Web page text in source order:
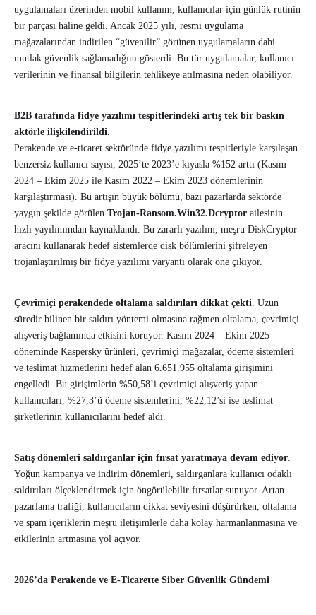
uygulamaları üzerinden mobil kullanım, kullanıcılar için günlük rutinin
bir parçası haline geldi. Ancak 2025 yılı, resmi uygulama
mağazalarından indirilen “güvenilir” görünen uygulamaların dahi
mutlak güvenlik sağlamadığını gösterdi. Bu tür uygulamalar, kullanıcı
verilerinin ve finansal bilgilerin tehlikeye atılmasına neden olabiliyor.
B2B tarafında fidye yazılımı tespitlerindeki artış tek bir baskın
aktörle ilişkilendirildi.
Perakende ve e-ticaret sektöründe fidye yazılımı tespitleriyle karşılaşan
benzersiz kullanıcı sayısı, 2025’te 2023’e kıyasla %152 arttı (Kasım
2024 – Ekim 2025 ile Kasım 2022 – Ekim 2023 dönemlerinin
karşılaştırması). Bu artışın büyük bölümü, bazı pazarlarda sektörde
yaygın şekilde görülen Trojan-Ransom.Win32.Dcryptor ailesinin
hızlı yayılımından kaynaklandı. Bu zararlı yazılım, meşru DiskCryptor
aracını kullanarak hedef sistemlerde disk bölümlerini şifreleyen
trojanlaştırılmış bir fidye yazılımı varyantı olarak öne çıkıyor.
Çevrimiçi perakendede oltalama saldırıları dikkat çekti. Uzun
süredir bilinen bir saldırı yöntemi olmasına rağmen oltalama, çevrimiçi
alışveriş bağlamında etkisini koruyor. Kasım 2024 – Ekim 2025
döneminde Kaspersky ürünleri, çevrimiçi mağazalar, ödeme sistemleri
ve teslimat hizmetlerini hedef alan 6.651.955 oltalama girişimini
engelledi. Bu girişimlerin %50,58’i çevrimiçi alışveriş yapan
kullanıcıları, %27,3’ü ödeme sistemlerini, %22,12’si ise teslimat
şirketlerinin kullanıcılarını hedef aldı.
Satış dönemleri saldırganlar için fırsat yaratmaya devam ediyor.
Yoğun kampanya ve indirim dönemleri, saldırganlara kullanıcı odaklı
saldırıları ölçeklendirmek için öngörülebilir fırsatlar sunuyor. Artan
pazarlama trafiği, kullanıcıların dikkat seviyesini düşürürken, oltalama
ve spam içeriklerin meşru iletişimlerle daha kolay harmanlanmasına ve
etkilerinin artmasına yol açıyor.
2026’da Perakende ve E-Ticarette Siber Güvenlik Gündemi